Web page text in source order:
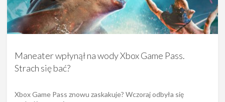
Maneater wpłynął na wody Xbox Game Pass.
Strach się bać?
Xbox Game Pass znowu zaskakuje? Wczoraj odbyła się